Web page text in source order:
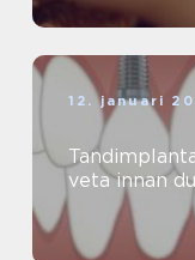
12. januari
Tandimplantat i
veta innan